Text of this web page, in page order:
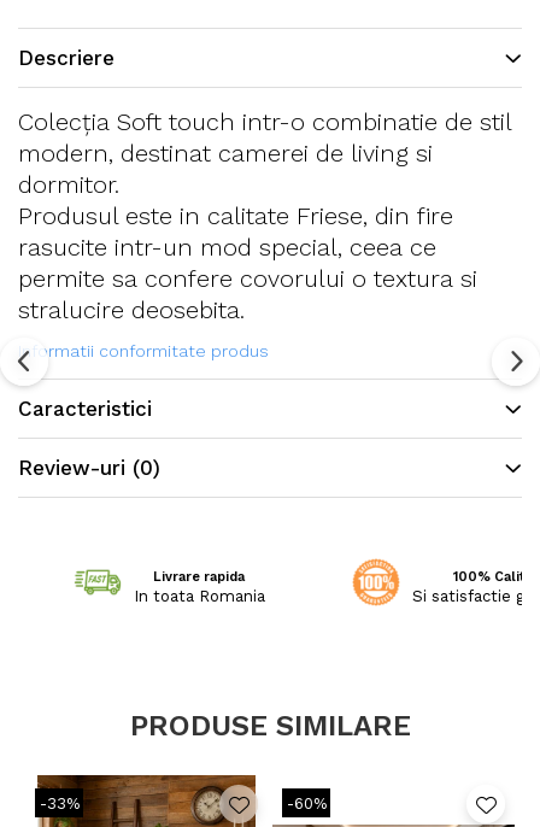
Descriere
Colecția Soft touch intr-o combinatie de stil
modern, destinat camerei de living si
dormitor.
Produsul este in calitate Friese, din fire
rasucite intr-un mod special, ceea ce
permite sa confere covorului o textura si
stralucire deosebita.
Informatii conformitate produs
Caracteristici
Review-uri (0)
Livrare rapida
In toata Romania
100%
Si satisfactie
PRODUSE SIMILARE
-33% -60%